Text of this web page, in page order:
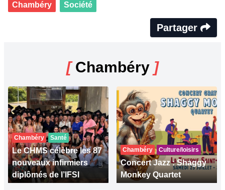
Chambéry Société
Partager
[Chambéry ]
Chambéry Santé
Le CHMS célèbre les 87
nouveaux infirmiers
diplômés de l’IFSI
Chambéry Culture/loisirs
Concert Jazz : Shaggy
Monkey Quartet